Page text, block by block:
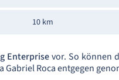
10 km
Enterprisevor. So können
Gabriel Roca entgegen